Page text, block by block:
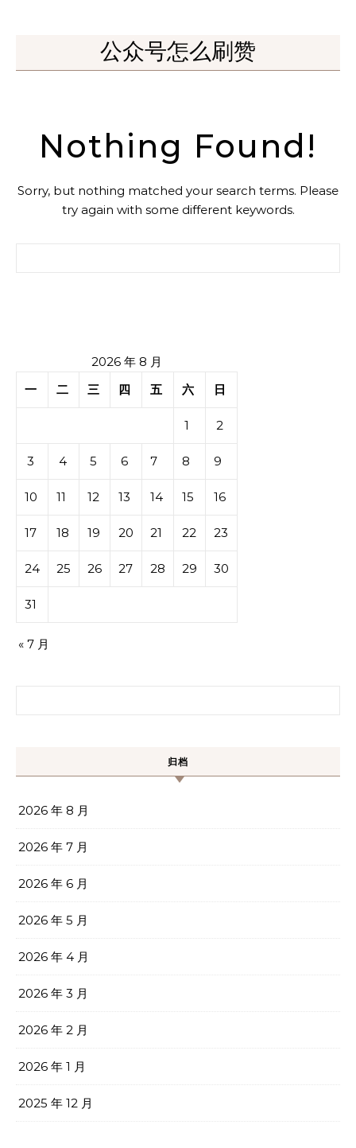
公众号怎么刷赞
Nothing Found!
Sorry, but nothing matched your search terms. Please
try again with some different keywords.
2026 年 8 月
一
二 三 四 五 六 日
1 2
3 4 5 6 7 8 9
10 11 12 13 14 15 16
17 18 19 20 21 22 23
24 25 26 27 28 29 30
31
« 7 月
归档
2026 年 8 月
2026 年 7 月
2026 年 6 月
2026 年 5 月
2026 年 4 月
2026 年 3 月
2026 年 2 月
2026 年 1 月
2025 年 12 月